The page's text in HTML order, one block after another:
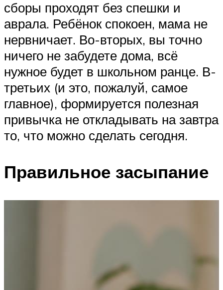
сборы проходят без спешки и
аврала. Ребёнок спокоен, мама не
нервничает. Во-вторых, вы точно
ничего не забудете дома, всё
нужное будет в школьном ранце. В-
третьих (и это, пожалуй, самое
главное), формируется полезная
привычка не откладывать на завтра
то, что можно сделать сегодня.
Правильное засыпание